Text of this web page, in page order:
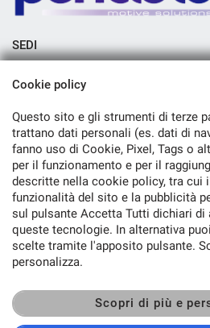
SEDI
AZIENDA
Azienda
Contatti
Copyright © 2026 Jale Srl - P.IVA
sulla privacy-Cookie Policy
Sito creato da:
Cookie policy
Questo sito e gli strumenti di terze
trattano dati personali (es. dati di
fanno uso di Cookie, Pixel, Tags o
per il funzionamento e per il
descritte nella cookie policy, tra cui
funzionalità del sito e la pubblicità
sul pulsante Accetta Tutti dichiari
queste tecnologie. In alternativa
scelte tramite l'apposito pulsante.
personalizza.
Scopri di più e